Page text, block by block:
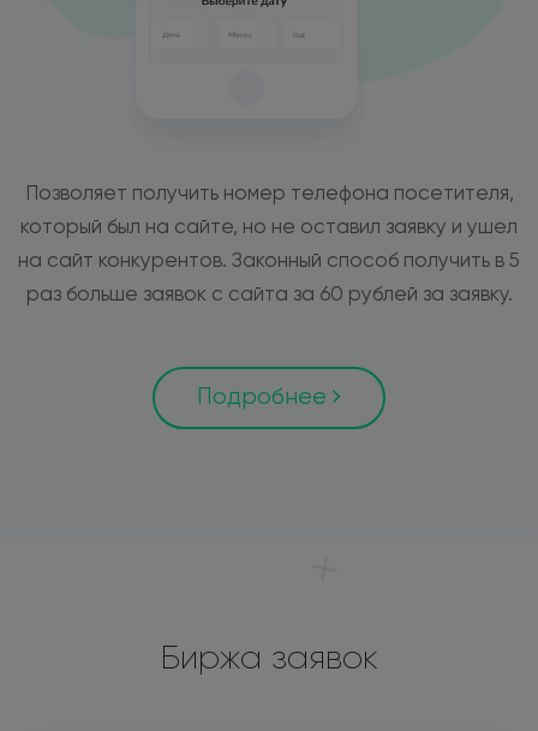
Позволяет получить номер телефона посетителя,
который был на сайте, но не оставил заявку и ушел
на сайт конкурентов. Законный способ получить в 5
раз больше заявок с сайта за 60 рублей за заявку.
Подробнее
Биржа заявок